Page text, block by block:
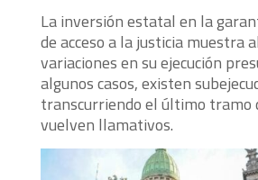
La inversión estatal en la
de acceso a la justicia muestra
variaciones en su ejecución
algunos casos, existen
transcurriendo el último tramo
vuelven llamativos.